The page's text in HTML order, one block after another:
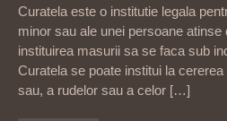
Curatela este o institutie legala
minor sau ale unei persoane
instituirea masurii sa se faca sub
Curatela se poate institui la
sau, a rudelor sau a celor […]